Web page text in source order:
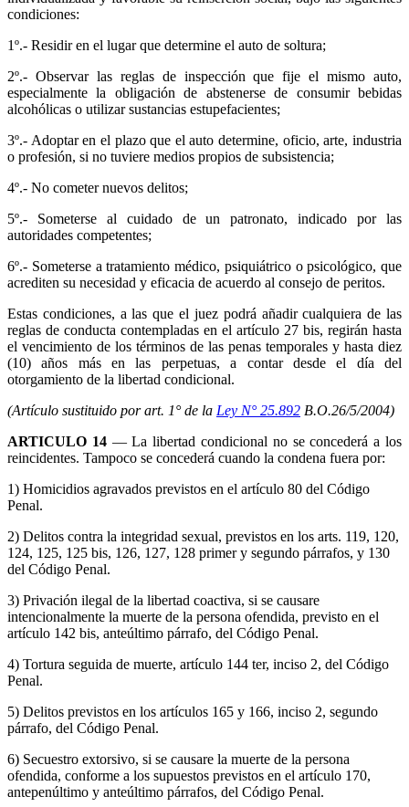
condiciones:
1º.- Residir en el lugar que determine el auto de soltura;
2º.- Observar las reglas de inspección que fije el mismo auto,
especialmente la obligación de abstenerse de consumir bebidas
alcohólicas o utilizar sustancias estupefacientes;
3º.- Adoptar en el plazo que el auto determine, oficio, arte, industria
o profesión, si no tuviere medios propios de subsistencia;
4º.- No cometer nuevos delitos;
5º.- Someterse al cuidado de un patronato, indicado por las
autoridades competentes;
6º.- Someterse a tratamiento médico, psiquiátrico o psicológico, que
acrediten su necesidad y eficacia de acuerdo al consejo de peritos.
Estas condiciones, a las que el juez podrá añadir cualquiera de las
reglas de conducta contempladas en el artículo 27 bis, regirán hasta
el vencimiento de los términos de las penas temporales y hasta diez
(10) años más en las perpetuas, a contar desde el día del
otorgamiento de la libertad condicional.
(Artículo sustituido por art. 1° de la Ley N° 25.892 B.O.26/5/2004)
ARTICULO 14 — La libertad condicional no se concederá a los
reincidentes. Tampoco se concederá cuando la condena fuera por:
1) Homicidios agravados previstos en el artículo 80 del Código
Penal.
2) Delitos contra la integridad sexual, previstos en los arts. 119, 120,
124, 125, 125 bis, 126, 127, 128 primer y segundo párrafos, y 130
del Código Penal.
3) Privación ilegal de la libertad coactiva, si se causare
intencionalmente la muerte de la persona ofendida, previsto en el
artículo 142 bis, anteúltimo párrafo, del Código Penal.
4) Tortura seguida de muerte, artículo 144 ter, inciso 2, del Código
Penal.
5) Delitos previstos en los artículos 165 y 166, inciso 2, segundo
párrafo, del Código Penal.
6) Secuestro extorsivo, si se causare la muerte de la persona
ofendida, conforme a los supuestos previstos en el artículo 170,
antepenúltimo y anteúltimo párrafos, del Código Penal.